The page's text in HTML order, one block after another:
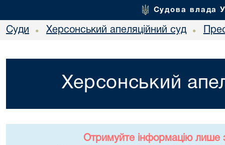
Судова влада
Суди • Херсонський апеляційний суд •
Херсонський
Отримуйте інформацію лише